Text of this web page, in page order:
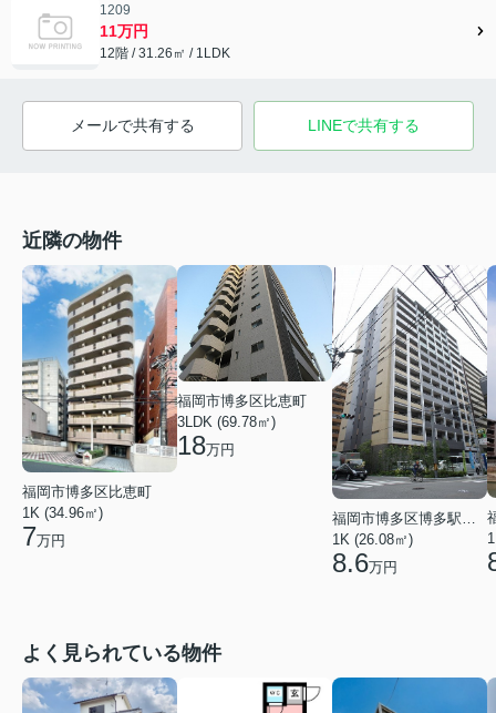
1209
11万円
12階 / 31.26㎡ / 1LDK
メールで共有する LINEで共有する
近隣の物件
福岡市博多区比恵町
1K (34.96㎡)
7万円
福岡市博多区比恵町
3LDK (69.78㎡)
18万円
福岡市博多区博多駅前４丁目
1K (26.08㎡)
8.6万円
よく見られている物件